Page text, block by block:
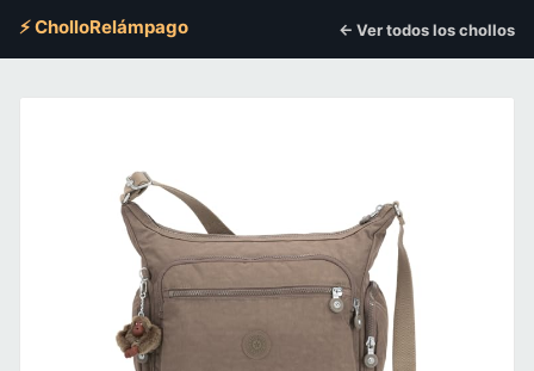
⚡ CholloRelámpago ← Ver todos los chollos